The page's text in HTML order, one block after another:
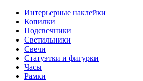
Интерьерные наклейки
Копилки
Подсвечники
Светильники
Свечи
Статуэтки и фигурки
Часы
Рамки